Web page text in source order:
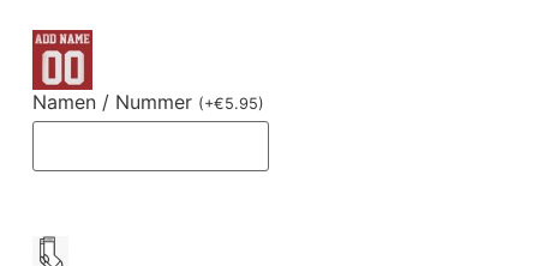
Namen / Nummer (+€5.95)